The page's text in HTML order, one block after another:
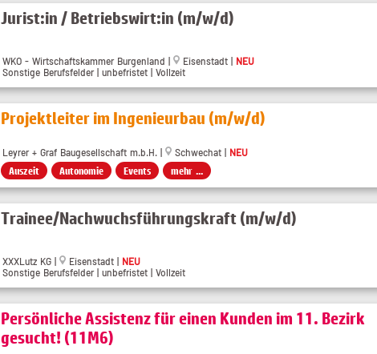
Jurist:in / Betriebswirt:in (m/w/d)
WKO - Wirtschaftskammer Burgenland | Eisenstadt | NEU
Sonstige Berufsfelder | unbefristet | Vollzeit
Projektleiter im Ingenieurbau (m/w/d)
Leyrer + Graf Baugesellschaft m.b.H. | Schwechat | NEU
Auszeit Autonomie Events mehr ...
Trainee/Nachwuchsführungskraft (m/w/d)
XXXLutz KG | Eisenstadt | NEU
Sonstige Berufsfelder | unbefristet | Vollzeit
Persönliche Assistenz für einen Kunden im 11. Bezirk
gesucht! (11M6)